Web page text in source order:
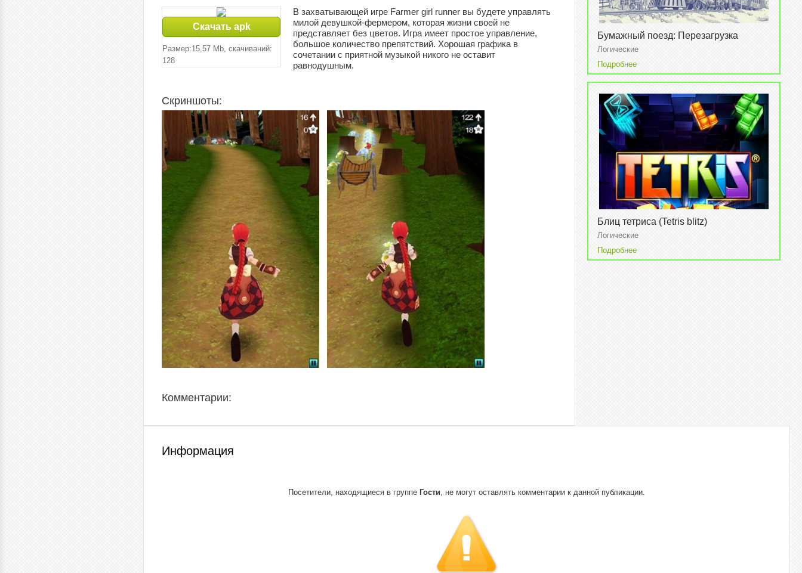
Скачать apk
Размер:15,57 Mb, cкачиваний:
128
В захватывающей игре Farmer girl runner вы будете управлять
милой девушкой-фермером, которая жизни своей не
представляет без цветов. Игра имеет простое управление,
большое количество препятствий. Хорошая графика в
сочетании с приятной музыкой никого не оставит
равнодушным.
Скриншоты:
Комментарии:
Бумажный поезд: Перезагрузка
(Paper train: Reloaded)
Логические
Подробнее
Блиц тетриса (Tetris blitz)
Логические
Подробнее
Информация
Посетители, находящиеся в группе Гости, не могут оставлять комментарии к данной публикации.